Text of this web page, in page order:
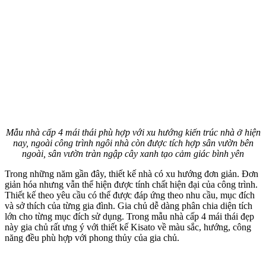
Mẫu nhà cấp 4 mái thái phù hợp với xu hướng kiến ​​trúc nhà ở hiện
nay, ngoài công trình ngôi nhà còn được tích hợp sân vườn bên
ngoài, sân vườn tràn ngập cây xanh tạo cảm giác bình yên
Trong những năm gần đây, thiết kế nhà có xu hướng đơn giản. Đơn
giản hóa nhưng vẫn thể hiện được tính chất hiện đại của công trình.
Thiết kế theo yêu cầu có thể được đáp ứng theo nhu cầu, mục đích
và sở thích của từng gia đình. Gia chủ dễ dàng phân chia diện tích
lớn cho từng mục đích sử dụng. Trong mẫu nhà cấp 4 mái thái đẹp
này gia chủ rất ưng ý với thiết kế Kisato về màu sắc, hướng, công
năng đều phù hợp với phong thủy của gia chủ.